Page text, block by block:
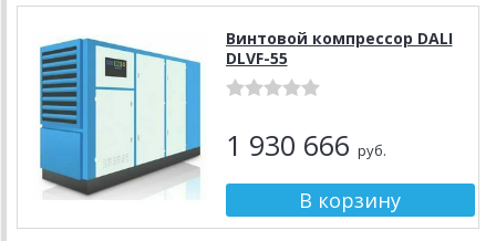
Винтовой компрессор DALI
DLVF-55
1 930 666 руб.